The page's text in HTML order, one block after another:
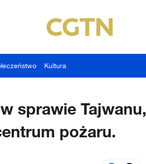
Kultura
sprawie Tajwanu,
pożaru.